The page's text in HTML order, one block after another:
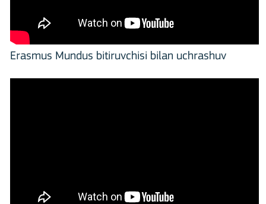
Erasmus Mundus bitiruvchisi bilan uchrashuv